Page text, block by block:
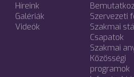
Híreink
Galériák
Videók
Szervezeti
Szakmai
Csapatok
Szakmai
Közösségi
programok